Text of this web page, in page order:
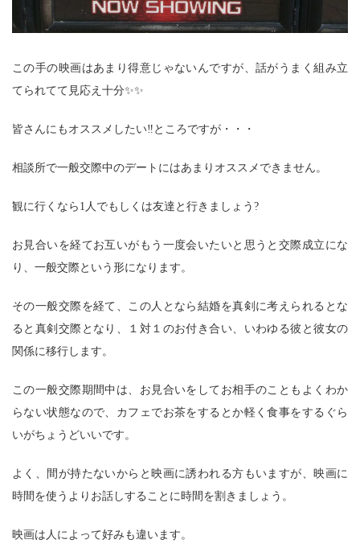
この手の映画はあまり得意じゃないんですが、話がうまく組み立
てられてて見応え十分✨✨
皆さんにもオススメしたい‼ところですが・・・
相談所で一般交際中のデートにはあまりオススメできません。
観に行くなら1人でもしくは友達と行きましょう?
お見合いを経てお互いがもう一度会いたいと思うと交際成立にな
り、一般交際という形になります。
その一般交際を経て、この人となら結婚を真剣に考えられるとな
ると真剣交際となり、１対１のお付き合い、いわゆる彼と彼女の
関係に移行します。
この一般交際期間中は、お見合いをしてお相手のこともよくわか
らない状態なので、カフェでお茶をするとか軽く食事をするぐら
いがちょうどいいです。
よく、間が持たないからと映画に誘われる方もいますが、映画に
時間を使うよりお話しすることに時間を割きましょう。
映画は人によって好みも違います。